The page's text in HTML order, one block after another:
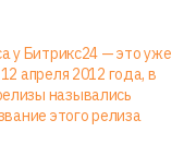
у Битрикс24 —это уже
апреля 2012 года, в
назывались
этого релиза